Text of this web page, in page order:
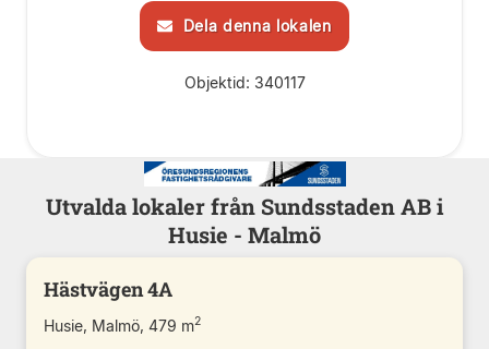
Dela denna lokalen
Objektid: 340117
Utvalda lokaler från Sundsstaden AB i
Husie - Malmö
Hästvägen 4A
Husie, Malmö, 479 m2